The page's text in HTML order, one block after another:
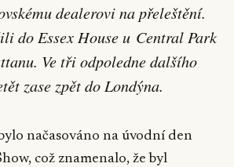
dealerovi na přeleštění.
do Essex House u Central Park
Ve tři odpoledne dalšího
zase zpět do Londýna.
načasováno na úvodní den
což znamenalo, že byl